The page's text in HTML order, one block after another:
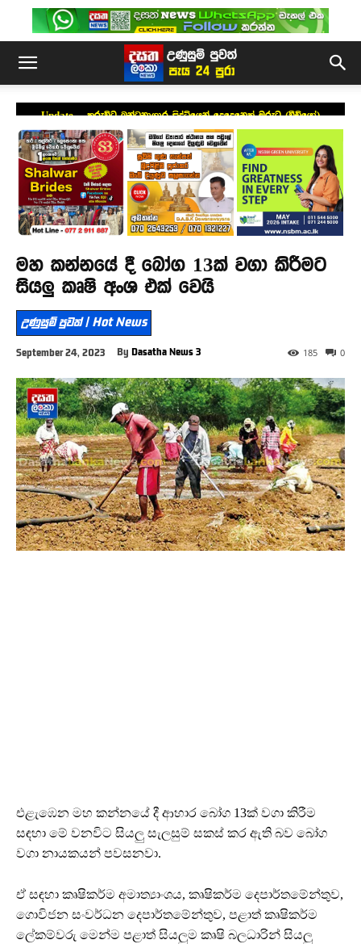
Update – කුරුවිට බන්ධනාගාර සිද්ධියෙන් දෙදෙනෙක් මරුට (වීඩියෝ)
මහ කන්නයේ දී බෝග 13ක් වගා කිරීමට
සියලු කෘෂි අංශ එක් වෙයි
උණුසුම් පුවත් | Hot News
September 24, 2023 By Dasatha News 3 0
185
එළැඹෙන මහ කන්නයේ දී ආහාර බෝග 13ක් වගා කිරීම
සඳහා මේ වනවිට සියලු සැලසුම් සකස් කර ඇති බව බෝග
වගා නායකයන් පවසනවා.
ඒ සඳහා කෘෂිකර්ම අමාත්‍යාංශය, කෘෂිකර්ම දෙපාර්තමේන්තුව,
ගොවිජන සංවර්ධන දෙපාර්තමේන්තුව, පළාත් කෘෂිකර්ම
ලේකම්වරු මෙන්ම පළාත් සියලුම කෘෂි බලධාරින් සියලු